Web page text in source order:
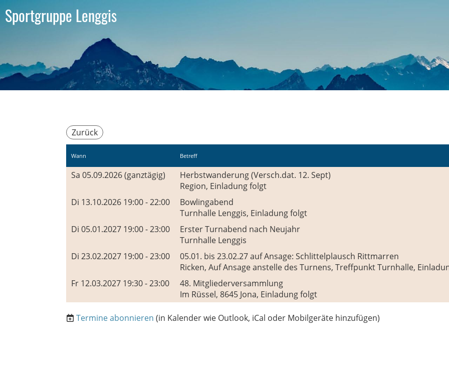
Sportgruppe Lenggis
Zurück
Wann Betreff
Sa 05.09.2026 (ganztägig)
Herbstwanderung (Versch.dat. 12. Sept)
Region, Einladung folgt
Di 13.10.2026 19:00 - 22:00
Bowlingabend
Turnhalle Lenggis, Einladung folgt
Di 05.01.2027 19:00 - 23:00
Erster Turnabend nach Neujahr
Turnhalle Lenggis
Di 23.02.2027 19:00 - 23:00
05.01. bis 23.02.27 auf Ansage: Schlittelplausch Rittmarren
Ricken, Auf Ansage anstelle des Turnens, Treffpunkt Turnhalle,
Fr 12.03.2027 19:30 - 23:00
48. Mitgliederversammlung
Im Rüssel, 8645 Jona, Einladung folgt
Termine abonnieren (in Kalender wie Outlook, iCal oder Mobilgeräte hinzufügen)